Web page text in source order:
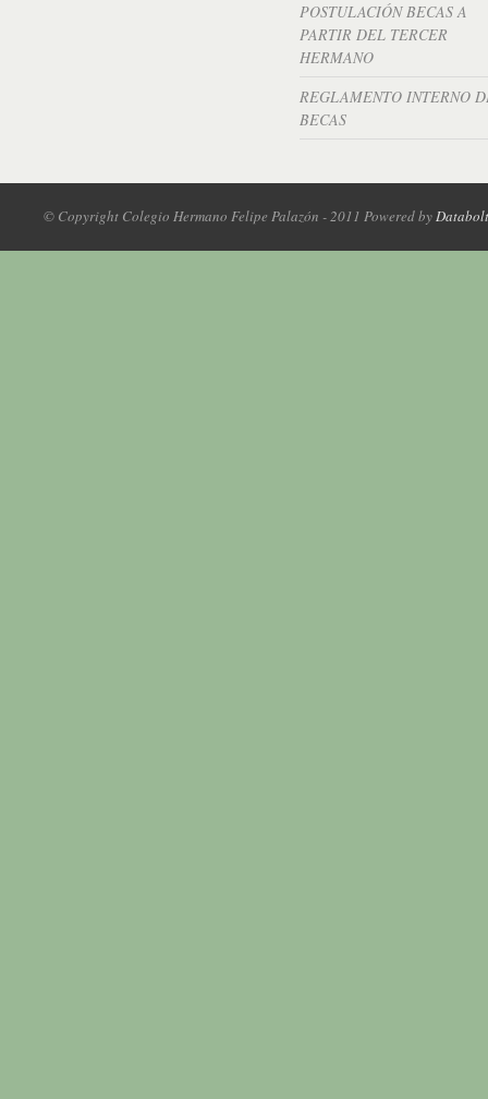
POSTULACIÓN BECAS A
PARTIR DEL TERCER
HERMANO
REGLAMENTO INTERNO
BECAS
© Copyright Colegio Hermano Felipe Palazón - 2011 Powered byDatabolt